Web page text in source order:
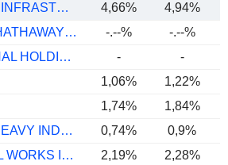
BROOKFIELD INFRASTRUCTURE PARTNERS L.P. 4,66% 4,94%
BERKSHIRE HATHAWAY INC.
-.--% -.--%
INTERNATIONAL HOLDING COMPANY
-
-
1,06% 1,22%
1,74% 1,84%
MITSUBISHI HEAVY INDUSTRIES, LTD.
0,74% 0,9%
ILLINOIS TOOL WORKS INC.
2,19% 2,28%